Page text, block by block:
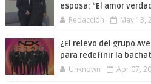
esposa: “El amor
Redacción May 13,
¿El relevo del grupo
para redefinir la
Unknown Apr 07,